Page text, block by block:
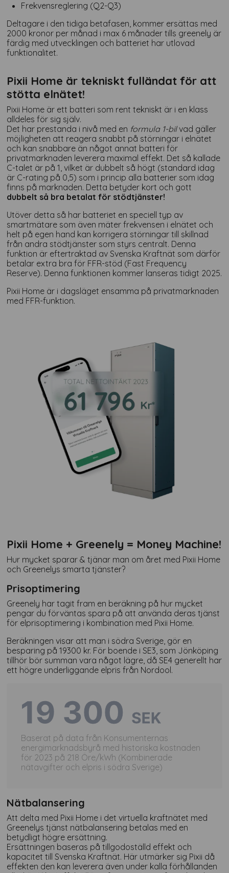
Frekvensreglering (Q2-Q3)
Deltagare i den tidiga betafasen, kommer ersättas med
2000 kronor per månad i max 6 månader tills greenely är
färdig med utvecklingen och batteriet har utlovad
funktionalitet.
Pixii Home är tekniskt fulländat för att
stötta elnätet!
Pixii Home är ett batteri som rent tekniskt är i en klass
alldeles för sig själv.
Det har prestanda i nivå med en formula 1-bilvad gäller
möjligheten att reagera snabbt på störningar i elnätet
och kan snabbare än något annat batteri för
privatmarknaden leverera maximal effekt. Det så kallade
C-talet är på 1, vilket är dubbelt så högt (standard idag
är C-rating på 0,5) som i princip alla batterier som idag
finns på marknaden. Detta betyder kort och gott
dubbelt så bra betalat för stödtjänster!
Utöver detta så har batteriet en speciell typ av
smartmätare som även mäter frekvensen i elnätet och
helt på egen hand kan korrigera störningar till skillnad
från andra stödtjänster som styrs centralt. Denna
funktion är eftertraktad av Svenska Kraftnät som därför
betalar extra bra för FFR-stöd (Fast Frequency
Reserve). Denna funktionen kommer lanseras tidigt 2025.
Pixii Home är i dagsläget ensamma på privatmarknaden
med FFR-funktion.
Pixii Home + Greenely = Money Machine!
Hur mycket sparar & tjänar man om året med Pixii Home
och Greenelys smarta tjänster?
Prisoptimering
Greenely har tagit fram en beräkning på hur mycket
pengar du förväntas spara på att använda deras tjänst
för elprisoptimering i kombination med Pixii Home.
Beräkningen visar att man i södra Sverige, gör en
besparing på 19300 kr. För boende i SE3, som Jönköping
tillhör bör summan vara något lägre, då SE4 generellt har
ett högre underliggande elpris från Nordool.
Baserat på data från Konsumenternas
energimarknadsbyrå med historiska kostnaden
för 2023 på 218 Öre/kWh (Kombinerade
nätavgifter och elpris i södra Sverige)
Nätbalansering
Att delta med Pixii Home i det virtuella kraftnätet med
Greenelys tjänst nätbalansering betalas med en
betydligt högre ersättning.
Ersättningen baseras på tillgodoställd effekt och
kapacitet till Svenska Kraftnät. Här utmärker sig Pixii då
effekten den kan leverera även under kalla förhållanden